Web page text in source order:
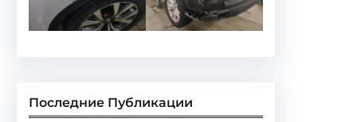
Последние Публикации